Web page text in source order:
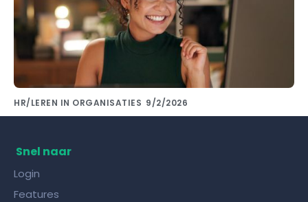
HR/LEREN IN ORGANISATIES 9/2/2026
Snel naar
Login
Features